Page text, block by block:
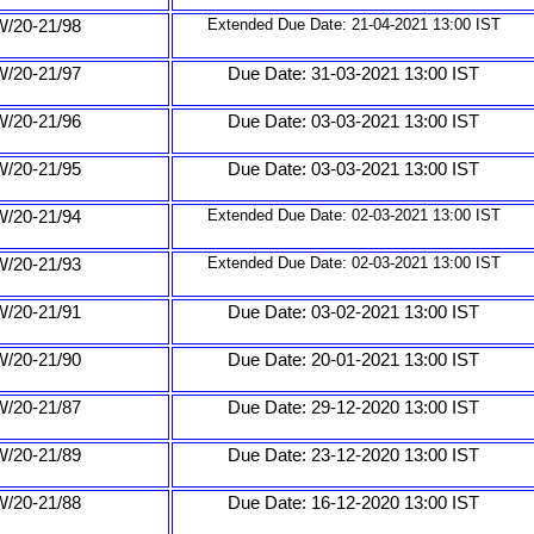
20-21/98 Extended Due Date: 21-04-2021 13:00 IST
20-21/97 Due Date: 31-03-2021 13:00 IST
20-21/96 Due Date: 03-03-2021 13:00 IST
20-21/95 Due Date: 03-03-2021 13:00 IST
20-21/94 Extended Due Date: 02-03-2021 13:00 IST
20-21/93 Extended Due Date: 02-03-2021 13:00 IST
20-21/91 Due Date: 03-02-2021 13:00 IST
20-21/90 Due Date: 20-01-2021 13:00 IST
20-21/87 Due Date: 29-12-2020 13:00 IST
20-21/89 Due Date: 23-12-2020 13:00 IST
20-21/88 Due Date: 16-12-2020 13:00 IST